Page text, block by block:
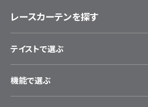
レースカーテンを探す
テイストで選ぶ
機能で選ぶ